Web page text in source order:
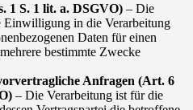
1 S. 1 lit. a. DSGVO) – Die
Einwilligung in die Verarbeitung
Daten für einen
bestimmte Zwecke
Anfragen (Art. 6
– Die Verarbeitung ist für die